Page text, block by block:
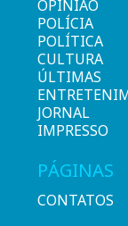
OPINIÃO
POLÍCIA
POLÍTICA
CULTURA
ÚLTIMAS
JORNAL
IMPRESSO
PÁGINAS
CONTATOS